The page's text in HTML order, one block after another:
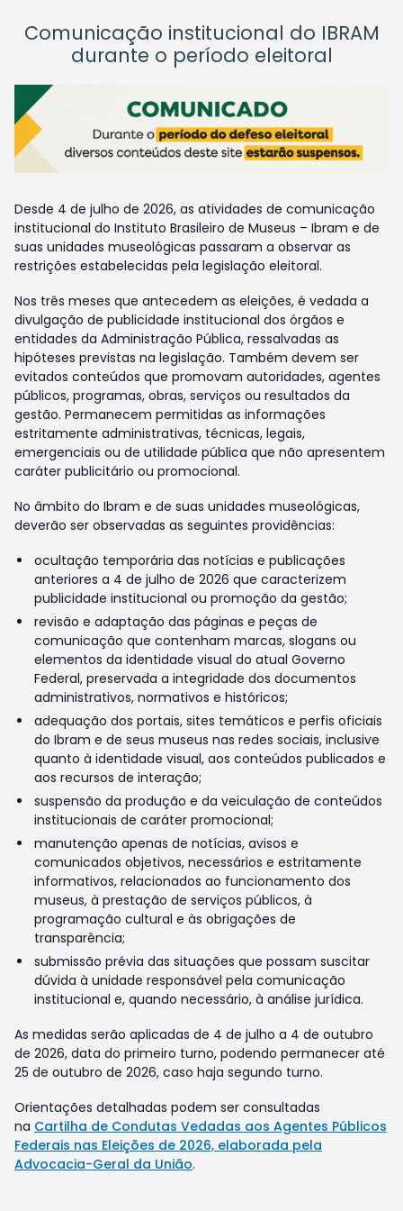
Comunicação institucional do IBRAM
durante o período eleitoral
Desde 4 de julho de 2026, as atividades de comunicação
institucional do Instituto Brasileiro de Museus – Ibram e de
suas unidades museológicas passaram a observar as
restrições estabelecidas pela legislação eleitoral.
Nos três meses que antecedem as eleições, é vedada a
divulgação de publicidade institucional dos órgãos e
entidades da Administração Pública, ressalvadas as
hipóteses previstas na legislação. Também devem ser
evitados conteúdos que promovam autoridades, agentes
públicos, programas, obras, serviços ou resultados da
gestão. Permanecem permitidas as informações
estritamente administrativas, técnicas, legais,
emergenciais ou de utilidade pública que não apresentem
caráter publicitário ou promocional.
No âmbito do Ibram e de suas unidades museológicas,
deverão ser observadas as seguintes providências:
ocultação temporária das notícias e publicações
anteriores a 4 de julho de 2026 que caracterizem
publicidade institucional ou promoção da gestão;
revisão e adaptação das páginas e peças de
comunicação que contenham marcas, slogans ou
elementos da identidade visual do atual Governo
Federal, preservada a integridade dos documentos
administrativos, normativos e históricos;
adequação dos portais, sites temáticos e perfis oficiais
do Ibram e de seus museus nas redes sociais, inclusive
quanto à identidade visual, aos conteúdos publicados e
aos recursos de interação;
suspensão da produção e da veiculação de conteúdos
institucionais de caráter promocional;
manutenção apenas de notícias, avisos e
comunicados objetivos, necessários e estritamente
informativos, relacionados ao funcionamento dos
museus, à prestação de serviços públicos, à
programação cultural e às obrigações de
transparência;
submissão prévia das situações que possam suscitar
dúvida à unidade responsável pela comunicação
institucional e, quando necessário, à análise jurídica.
As medidas serão aplicadas de 4 de julho a 4 de outubro
de 2026, data do primeiro turno, podendo permanecer até
25 de outubro de 2026, caso haja segundo turno.
Orientações detalhadas podem ser consultadas
na Cartilha de Condutas Vedadas aos Agentes Públicos
Federais nas Eleições de 2026, elaborada pela
Advocacia-Geral da União.